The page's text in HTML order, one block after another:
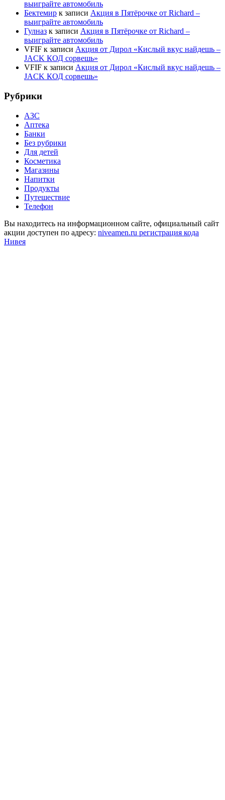
выиграйте автомобиль
Бектемир к записи Акция в Пятёрочке от Richard –
выиграйте автомобиль
Гулназ к записи Акция в Пятёрочке от Richard –
выиграйте автомобиль
VFIF к записи Акция от Дирол «Кислый вкус найдешь –
JACK КОД сорвешь»
VFIF к записи Акция от Дирол «Кислый вкус найдешь –
JACK КОД сорвешь»
Рубрики
АЗС
Аптека
Банки
Без рубрики
Для детей
Косметика
Магазины
Напитки
Продукты
Путешествие
Телефон
Вы находитесь на информационном сайте, официальный сайт
акции доступен по адресу: niveamen.ru регистрация кода
Нивея